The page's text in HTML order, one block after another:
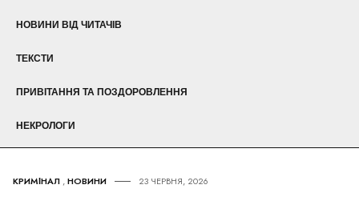
НОВИНИ ВІД ЧИТАЧІВ
ТЕКСТИ
ПРИВІТАННЯ ТА ПОЗДОРОВЛЕННЯ
НЕКРОЛОГИ
КРИМІНАЛ ,НОВИНИ 23 ЧЕРВНЯ, 2026